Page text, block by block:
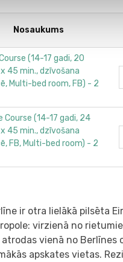
Nosaukums
(14-17 gadi, 20
45 min., dzīvošana
Multi-bed room, FB) - 2
Course (14-17 gadi, 24
45 min., dzīvošana
FB, Multi-bed room) - 2
ir otra lielākā pilsēta
virzienā no
vienā no
apskates vietas.